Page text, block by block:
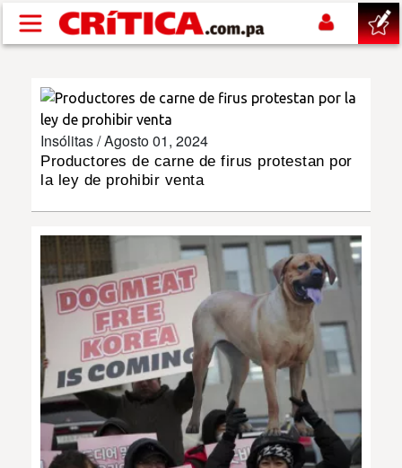
Pasar al contenido principal
SUCESOS
NACIONAL
SHOW
DEPORTES
MUNDO
INSÓLITAS
Insólitas /Agosto 01, 2024
Productores de carne de firus protestan por
la ley de prohibir venta